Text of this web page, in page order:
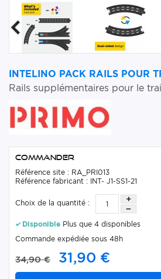
INTELINO PACK RAILS POUR
Rails supplémentaires pour le
Commander
Référence site : RA_PRI013
Référence fabricant : INT- J1-SS1-21
Choix de la quantité :
Disponible Plus que 4 disponibles
Commande expédiée sous 48h
34,90 € 31,90 €